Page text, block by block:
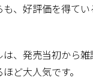
、好評価を得て
、発売当初から
ほど大人気です。